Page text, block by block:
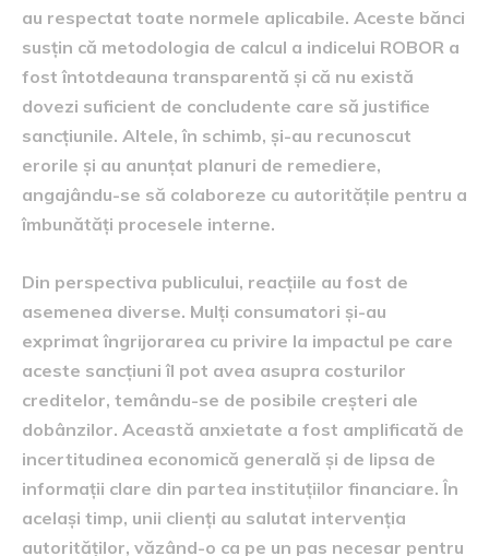
au respectat toate normele aplicabile. Aceste bănci
susțin că metodologia de calcul a indicelui ROBOR a
fost întotdeauna transparentă și că nu există
dovezi suficient de concludente care să justifice
sancțiunile. Altele, în schimb, și-au recunoscut
erorile și au anunțat planuri de remediere,
angajându-se să colaboreze cu autoritățile pentru a
îmbunătăți procesele interne.
Din perspectiva publicului, reacțiile au fost de
asemenea diverse. Mulți consumatori și-au
exprimat îngrijorarea cu privire la impactul pe care
aceste sancțiuni îl pot avea asupra costurilor
creditelor, temându-se de posibile creșteri ale
dobânzilor. Această anxietate a fost amplificată de
incertitudinea economică generală și de lipsa de
informații clare din partea instituțiilor financiare. În
același timp, unii clienți au salutat intervenția
autorităților, văzând-o ca pe un pas necesar pentru